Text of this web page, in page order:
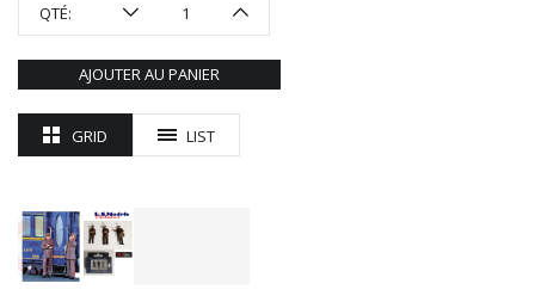
TRAINS OUEST
Trains-O-Matic
TRIX
WIKING
WOODLAND SCENICS
QTÉ:
AJOUTER AU PANIER
GRID LIST